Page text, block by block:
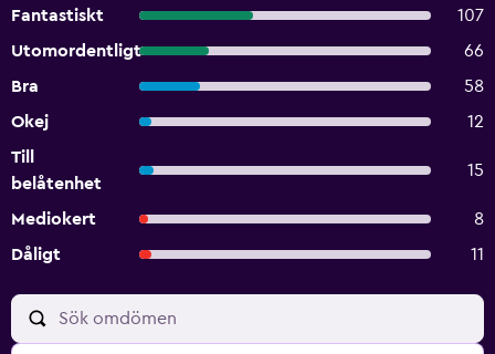
Fantastiskt
107
Utomordentligt
66
Bra
58
Okej
12
Till
belåtenhet
15
Mediokert
8
Dåligt
11